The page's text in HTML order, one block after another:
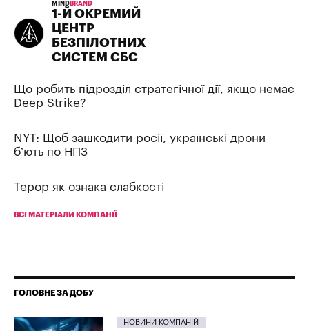
MIND BRAND
1-Й ОКРЕМИЙ
ЦЕНТР
БЕЗПІЛОТНИХ
СИСТЕМ СБС
Що робить підрозділ стратегічної дії, якщо немає
Deep Strike?
NYT: Щоб зашкодити росії, українські дрони
б’ють по НПЗ
Терор як ознака слабкості
ВСІ МАТЕРІАЛИ КОМПАНІЇ
ГОЛОВНЕ ЗА ДОБУ
НОВИНИ КОМПАНІЙ